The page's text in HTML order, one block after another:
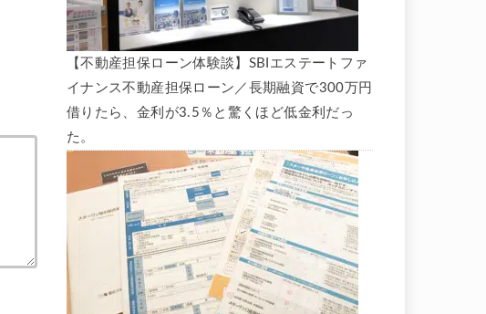
【不動産担保ローン体験談】SBIエステートファ
イナンス不動産担保ローン／長期融資で300万円
借りたら、金利が3.5％と驚くほど低金利だっ
た。